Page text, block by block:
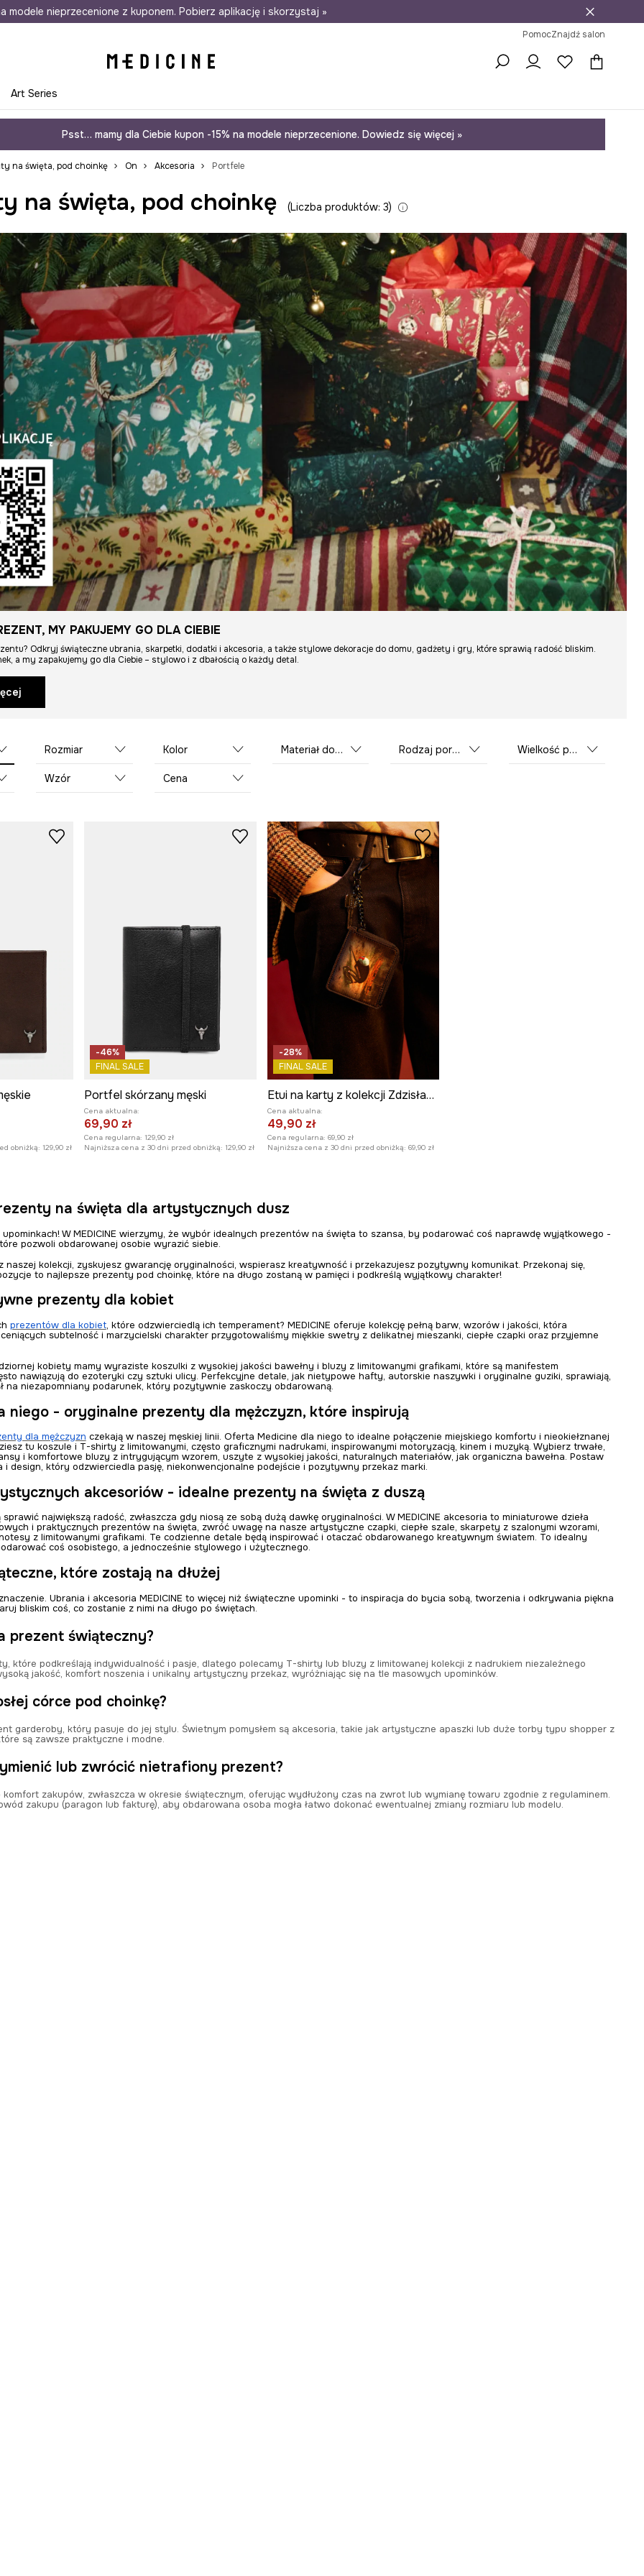
w 24h Darmowa dostawa do salonów 30 dni na zwrot
modele nieprzecenione z kuponem. Pobierz aplikację i skorzystaj »
PomocZnajdź salon
Art Series
Psst… mamy dla Ciebie kupon -15% na modele nieprzecenione. Dowiedz się więcej »
na święta, pod choinkę On Akcesoria Portfele
na święta, pod choinkę Liczba produktów: 3
MY PAKUJEMY GO DLA CIEBIE
Odkryj świąteczne ubrania, skarpetki, dodatki i akcesoria, a także stylowe dekoracje do domu, gadżety i gry, które sprawią radość bliskim.
a my zapakujemy go dla Ciebie – stylowo i z dbałością o każdy detal.
Rozmiar Kolor Materiał dominujący Rodzaj portfela Wielkość portfela
Wzór Cena
obniżką: 129,90 zł
-46%
FINAL SALE
Portfel skórzany męski
Cena aktualna:
69,90 zł
Cena regularna: 129,90 zł
Najniższa cena z 30 dni przed obniżką: 129,90 zł
-28%
FINAL SALE
Etui na karty z kolekcji Zdzisław Beksiński x Medicine
Cena aktualna:
49,90 zł
Cena regularna: 69,90 zł
Najniższa cena z 30 dni przed obniżką: 69,90 zł
na święta dla artystycznych dusz
W MEDICINE wierzymy, że wybór idealnych prezentów na święta to szansa, by podarować coś naprawdę wyjątkowego -
pozwoli obdarowanej osobie wyrazić siebie.
naszej kolekcji, zyskujesz gwarancję oryginalności, wspierasz kreatywność i przekazujesz pozytywny komunikat. Przekonaj się,
to najlepsze prezenty pod choinkę, które na długo zostaną w pamięci i podkreślą wyjątkowy charakter!
prezenty dla kobiet
prezentów dla kobiet, które odzwierciedlą ich temperament? MEDICINE oferuje kolekcję pełną barw, wzorów i jakości, która
subtelność i marzycielski charakter przygotowaliśmy miękkie swetry z delikatnej mieszanki, ciepłe czapki oraz przyjemne
kobiety mamy wyraziste koszulki z wysokiej jakości bawełny i bluzy z limitowanymi grafikami, które są manifestem
nawiązują do ezoteryki czy sztuki ulicy. Perfekcyjne detale, jak nietypowe hafty, autorskie naszywki i oryginalne guziki, sprawiają,
na niezapomniany podarunek, który pozytywnie zaskoczy obdarowaną.
niego - oryginalne prezenty dla mężczyzn, które inspirują
dla mężczyzn czekają w naszej męskiej linii. Oferta Medicine dla niego to idealne połączenie miejskiego komfortu i nieokiełznanej
tu koszule i T-shirty z limitowanymi, często graficznymi nadrukami, inspirowanymi motoryzacją, kinem i muzyką. Wybierz trwałe,
i komfortowe bluzy z intrygującym wzorem, uszyte z wysokiej jakości, naturalnych materiałów, jak organiczna bawełna. Postaw
i design, który odzwierciedla pasję, niekonwencjonalne podejście i pozytywny przekaz marki.
akcesoriów - idealne prezenty na święta z duszą
największą radość, zwłaszcza gdy niosą ze sobą dużą dawkę oryginalności. W MEDICINE akcesoria to miniaturowe dzieła
i praktycznych prezentów na święta, zwróć uwagę na nasze artystyczne czapki, ciepłe szale, skarpety z szalonymi wzorami,
z limitowanymi grafikami. Te codzienne detale będą inspirować i otaczać obdarowanego kreatywnym światem. To idealny
coś osobistego, a jednocześnie stylowego i użytecznego.
które zostają na dłużej
Ubrania i akcesoria MEDICINE to więcej niż świąteczne upominki - to inspiracja do bycia sobą, tworzenia i odkrywania piękna
bliskim coś, co zostanie z nimi na długo po świętach.
prezent świąteczny?
które podkreślają indywidualność i pasje, dlatego polecamy T-shirty lub bluzy z limitowanej kolekcji z nadrukiem niezależnego
jakość, komfort noszenia i unikalny artystyczny przekaz, wyróżniając się na tle masowych upominków.
córce pod choinkę?
garderoby, który pasuje do jej stylu. Świetnym pomysłem są akcesoria, takie jak artystyczne apaszki lub duże torby typu shopper z
są zawsze praktyczne i modne.
lub zwrócić nietrafiony prezent?
komfort zakupów, zwłaszcza w okresie świątecznym, oferując wydłużony czas na zwrot lub wymianę towaru zgodnie z regulaminem.
zakupu (paragon lub fakturę), aby obdarowana osoba mogła łatwo dokonać ewentualnej zmiany rozmiaru lub modelu.